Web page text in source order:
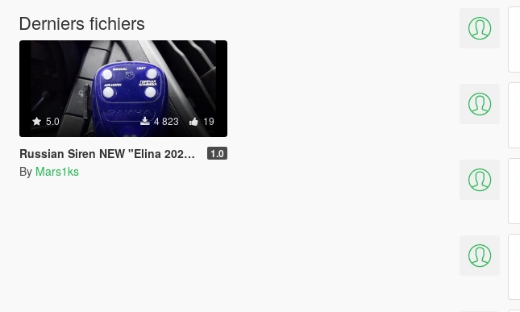
Derniers fichiers
5.0 4 823 19
Russian Siren NEW "Elina 2020 Smerch 200" 1.0
By Mars1ks